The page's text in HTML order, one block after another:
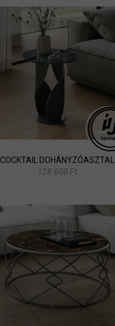
COCKTAIL DOHÁNYZÓASZTAL
128.600 Ft